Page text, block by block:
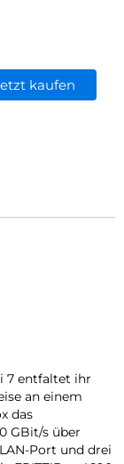
kaufen
7 entfaltet ihr
an einem
das
GBit/s über
Port und drei